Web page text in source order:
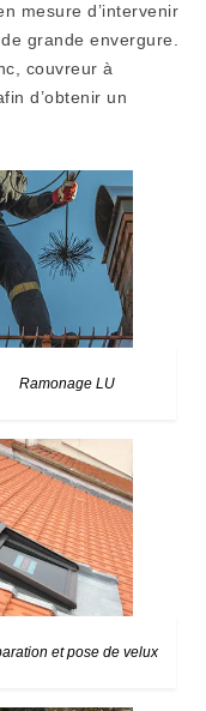
mesure d’intervenir
grande envergure.
couvreur à
d’obtenir un
Ramonage LU
et pose de velux